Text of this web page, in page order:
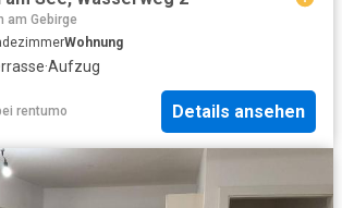
am Gebirge
Wohnung
·Aufzug
rentumo Details ansehen